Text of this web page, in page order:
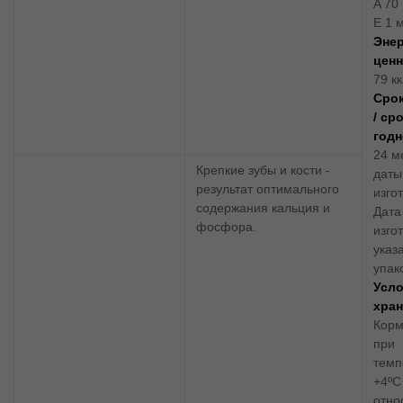
A 70
Е 1
79
/
24
даты
Дата
при
Крепкие зубы и кости -
результат оптимального
содержания кальция и
фосфора.